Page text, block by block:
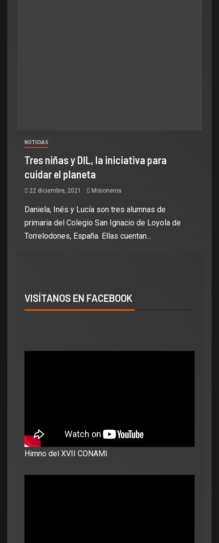
NOTICIAS
Tres niñas y DIL, la iniciativa para
cuidar el planeta
22 diciembre, 2021 Misioneros
Daniela, Inés y Lucía son tres alumnas de
primaria del Colegio San Ignacio de Loyola de
Torrelodones, España. Ellas cuentan...
VISÍTANOS EN FACEBOOK
Himno del XVII CONAMI